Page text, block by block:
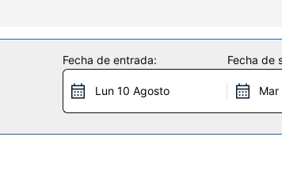
instalaciones recreativas como una piscina
a Internet wifi gratis, una tienda de recuerdos y
Fecha de entrada:
Lun 10 Agosto
Fecha de
Mar